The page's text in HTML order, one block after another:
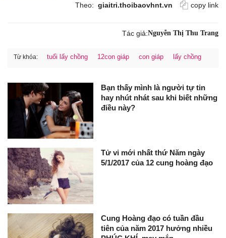
Theo: giaitri.thoibaovhnt.vn copy link
Tác giả:Nguyễn Thị Thu Trang
Từ khóa: tuổi lấy chồng 12con giáp con giáp lấy chồng
Bạn thấy mình là người tự tin
hay nhút nhát sau khi biết những
điều này?
Tử vi mới nhất thứ Năm ngày
5/1/2017 của 12 cung hoàng đạo
Cung Hoàng đạo có tuần đầu
tiên của năm 2017 hưởng nhiều